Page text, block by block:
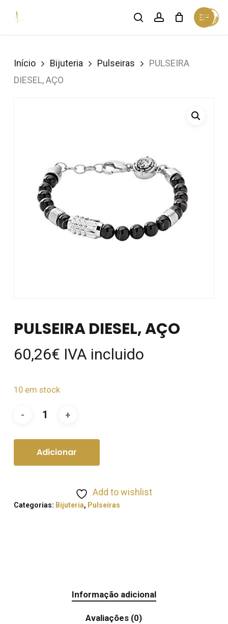
searchaccount
Menu
Close
Cart
Início Bijuteria Pulseiras
PULSEIRA
DIESEL, AÇO
PULSEIRA DIESEL, AÇO
60,26€ IVA incluido
10 em stock
Adicionar
Add to wishlist
Categorias: Bijuteria, Pulseiras
Informação adicional
Avaliações (0)